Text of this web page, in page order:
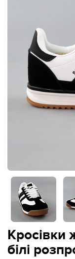
Кросівки
білі